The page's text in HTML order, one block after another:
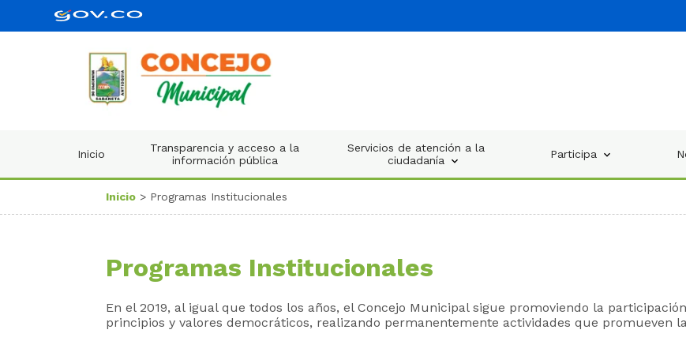
Inicio
Transparencia y acceso a la
información pública
Servicios de atención a la
ciudadanía
Participa
Inicio > Programas Institucionales
Programas Institucionales
En el 2019, al igual que todos los años, el Concejo Municipal sigue promoviendo la
principios y valores democráticos, realizando permanentemente actividades que promueven